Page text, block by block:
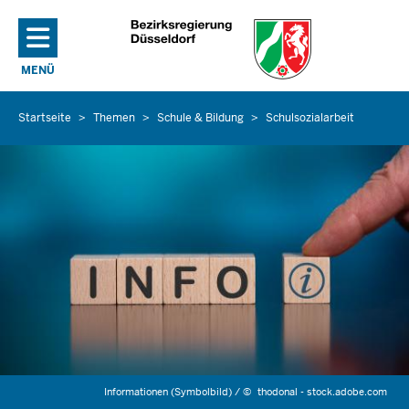
Direkt zum Inhalt
MENÜ
NAVIGATION AKTIVIEREN/DEAKTIVIEREN: HAUPTMENÜ
Sie
befinden
Startseite Themen Schule & Bildung Schulsozialarbeit
Informationen (Symbolbild) /© thodonal - stock.adobe.com